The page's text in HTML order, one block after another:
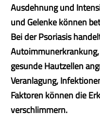
Ausdehnung und
und Gelenke können
Bei der Psoriasis
gesunde Hautzellen
Veranlagung,
Faktoren können die
verschlimmern.